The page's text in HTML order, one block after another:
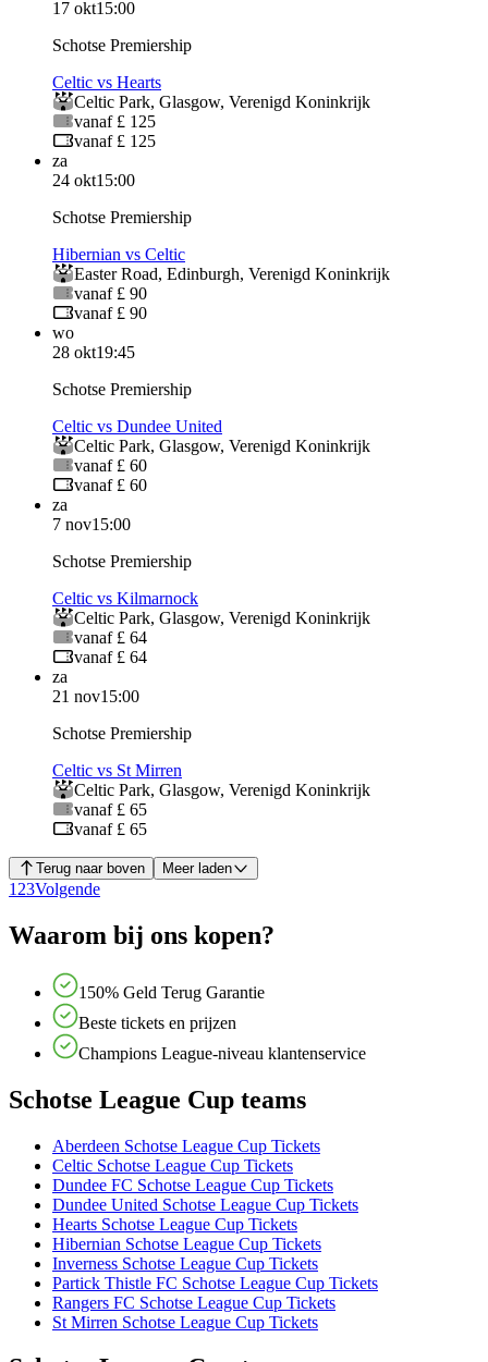
17 okt15:00
Schotse Premiership
Celtic vs Hearts
Celtic Park, Glasgow, Verenigd Koninkrijk
vanaf £ 125
vanaf £ 125
za
24 okt15:00
Schotse Premiership
Hibernian vs Celtic
Easter Road, Edinburgh, Verenigd Koninkrijk
vanaf £ 90
vanaf £ 90
wo
28 okt19:45
Schotse Premiership
Celtic vs Dundee United
Celtic Park, Glasgow, Verenigd Koninkrijk
vanaf £ 60
vanaf £ 60
za
7 nov15:00
Schotse Premiership
Celtic vs Kilmarnock
Celtic Park, Glasgow, Verenigd Koninkrijk
vanaf £ 64
vanaf £ 64
za
21 nov15:00
Schotse Premiership
Celtic vs St Mirren
Celtic Park, Glasgow, Verenigd Koninkrijk
vanaf £ 65
vanaf £ 65
Terug naar boven Meer laden
1 23Volgende
Waarom bij ons kopen?
150% Geld Terug Garantie
Beste tickets en prijzen
Champions League-niveau klantenservice
Schotse League Cup teams
Aberdeen Schotse League Cup Tickets
Celtic Schotse League Cup Tickets
Dundee FC Schotse League Cup Tickets
Dundee United Schotse League Cup Tickets
Hearts Schotse League Cup Tickets
Hibernian Schotse League Cup Tickets
Inverness Schotse League Cup Tickets
Partick Thistle FC Schotse League Cup Tickets
Rangers FC Schotse League Cup Tickets
St Mirren Schotse League Cup Tickets